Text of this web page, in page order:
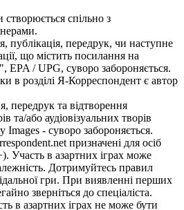
спільно з
публікація, передрук, чи наступне
що містить посилання на
EPA / UPG, суворо забороняється.
в розділі Я-Корреспондент є автор
передрук та відтворення
та/або аудіовізуальних творів
Images - суворо забороняється.
призначені для осіб
Участь в азартних іграх може
Дотримуйтесь правил
гри. При виявленні перших
зверніться до спеціаліста.
в азартних іграх не може бути